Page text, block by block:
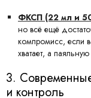
ФКСП (22 мл и
но всё ещё
компромисс, если
хватает, а
3.
и контроль